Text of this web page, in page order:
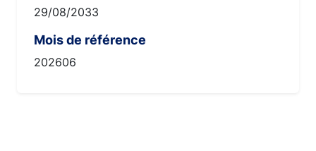
29/08/2033
Mois de référence
202606